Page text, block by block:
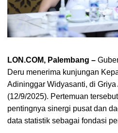
LON.COM, Palembang –
Deru menerima kunjungan
Adininggar Widyasanti, di
(12/9/2025). Pertemuan
pentingnya sinergi pusat dan
data statistik sebagai fondasi